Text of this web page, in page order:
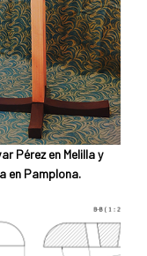
Pérez en Melilla y
en Pamplona.